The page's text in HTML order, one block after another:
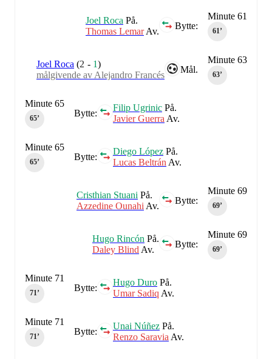
Minute 61
61‎’‎
Bytte:
Joel Roca På.
Thomas LemarAv.
Minute 63
63‎’‎
Mål.
Joel Roca (2 - 1)
målgivende av Alejandro Francés
Bytte:
Filip Ugrinic På.
Javier Guerra Av.
Minute 65
65‎’‎
Bytte:
Diego López På.
Lucas Beltrán Av.
Minute 65
65‎’‎
Minute 69
69‎’‎
Bytte:
Cristhian Stuani På.
Azzedine Ounahi Av.
Minute 69
69‎’‎
Bytte:
Hugo Rincón På.
Daley Blind Av.
Bytte:
Hugo Duro På.
Umar Sadiq Av.
Minute 71
71‎’‎
Bytte:
Unai Núñez På.
Renzo Saravia Av.
Minute 71
71‎’‎